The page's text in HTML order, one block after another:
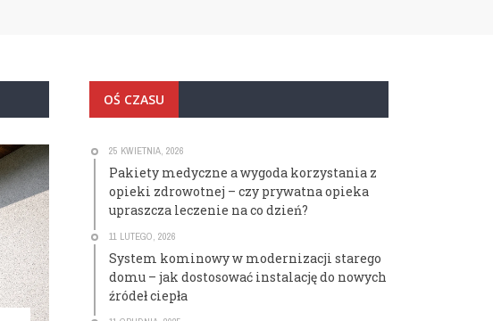
OŚ CZASU
25 KWIETNIA, 2026
Pakiety medyczne a wygoda korzystania z
opieki zdrowotnej – czy prywatna opieka
upraszcza leczenie na co dzień?
11 LUTEGO, 2026
System kominowy w modernizacji starego
domu – jak dostosować instalację do nowych
źródeł ciepła